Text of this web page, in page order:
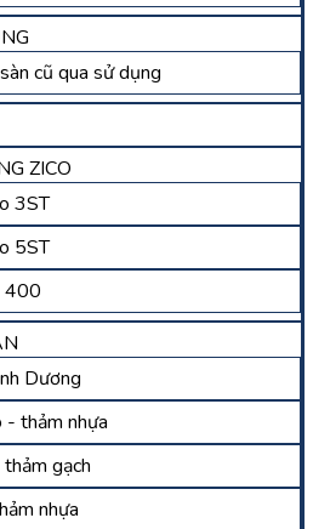
cũ qua sử dụng
ZICO
3ST
5ST
400
Dương
- thảm nhựa
gạch
nhựa